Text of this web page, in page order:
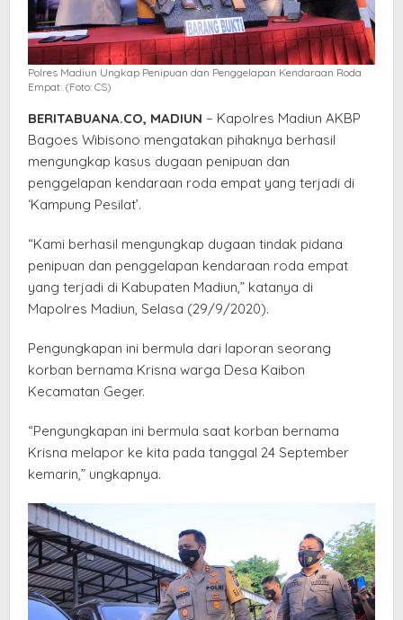
Polres Madiun Ungkap Penipuan dan Penggelapan Kendaraan Roda
Empat. (Foto: CS)
BERITABUANA.CO, MADIUN – Kapolres Madiun AKBP
Bagoes Wibisono mengatakan pihaknya berhasil
mengungkap kasus dugaan penipuan dan
penggelapan kendaraan roda empat yang terjadi di
‘Kampung Pesilat’.
“Kami berhasil mengungkap dugaan tindak pidana
penipuan dan penggelapan kendaraan roda empat
yang terjadi di Kabupaten Madiun,” katanya di
Mapolres Madiun, Selasa (29/9/2020).
Pengungkapan ini bermula dari laporan seorang
korban bernama Krisna warga Desa Kaibon
Kecamatan Geger.
“Pengungkapan ini bermula saat korban bernama
Krisna melapor ke kita pada tanggal 24 September
kemarin,” ungkapnya.